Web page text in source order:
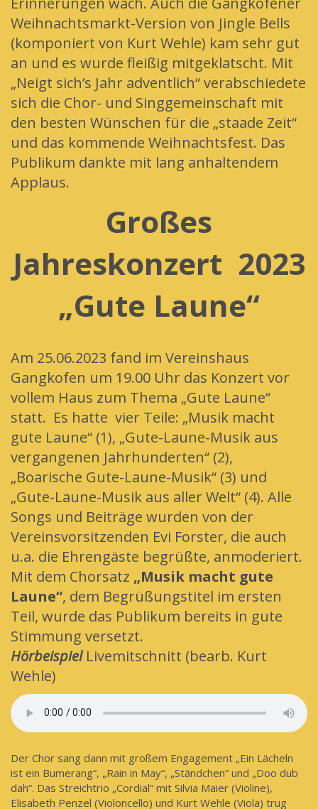
Weihnachtsmarkt-Version von Jingle Bells
(komponiert von Kurt Wehle) kam sehr gut
an und es wurde fleißig mitgeklatscht. Mit
„Neigt sich’s Jahr adventlich“ verabschiedete
sich die Chor- und Singgemeinschaft mit
den besten Wünschen für die „staade Zeit“
und das kommende Weihnachtsfest. Das
Publikum dankte mit lang anhaltendem
Applaus.
Großes
Jahreskonzert 2023
„Gute Laune“
Am 25.06.2023 fand im Vereinshaus
Gangkofen um 19.00 Uhr das Konzert vor
vollem Haus zum Thema „Gute Laune“
statt. Es hatte vier Teile: „Musik macht
gute Laune“ (1), „Gute-Laune-Musik aus
vergangenen Jahrhunderten“ (2),
„Boarische Gute-Laune-Musik“ (3) und
„Gute-Laune-Musik aus aller Welt“ (4). Alle
Songs und Beiträge wurden von der
Vereinsvorsitzenden Evi Forster, die auch
u.a. die Ehrengäste begrüßte, anmoderiert.
Mit dem Chorsatz „Musik macht gute
Laune“, dem Begrüßungstitel im ersten
Teil, wurde das Publikum bereits in gute
Stimmung versetzt.
HörbeispielLivemitschnitt (bearb. Kurt
Wehle)
Der Chor sang dann mit großem Engagement „Ein Lächeln
ist ein Bumerang“, „Rain in May“, „Ständchen“ und „Doo dub
dah“. Das Streichtrio „Cordial“ mit Silvia Maier (Violine),
Elisabeth Penzel (Violoncello) und Kurt Wehle (Viola) trug